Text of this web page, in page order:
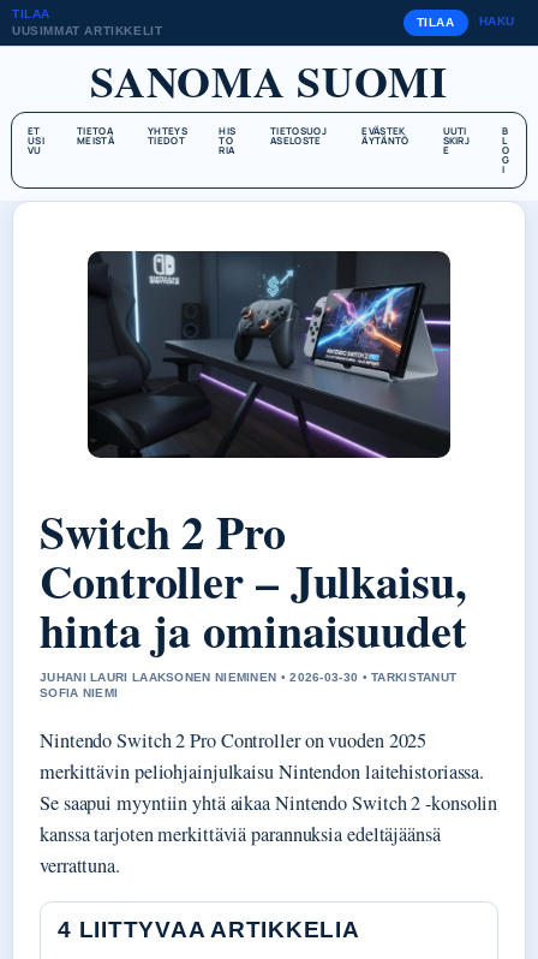
TILAA
UUSIMMAT ARTIKKELIT
TILAA HAKU
SANOMA SUOMI
ET
USI
VU
TIETOA
MEISTÄ
YHTEYS
TIEDOT
HIS
TO
RIA
TIETOSUOJ
ASELOSTE
EVÄSTEK
ÄYTÄNTÖ
UUTI
SKIRJ
E
B
L
O
G
I
Switch 2 Pro
Controller – Julkaisu,
hinta ja ominaisuudet
JUHANI LAURI LAAKSONEN NIEMINEN • 2026-03-30 • TARKISTANUT
SOFIA NIEMI
Nintendo Switch 2 Pro Controller on vuoden 2025
merkittävin peliohjainjulkaisu Nintendon laitehistoriassa.
Se saapui myyntiin yhtä aikaa Nintendo Switch 2 -konsolin
kanssa tarjoten merkittäviä parannuksia edeltäjäänsä
verrattuna.
4 LIITTYVAA ARTIKKELIA